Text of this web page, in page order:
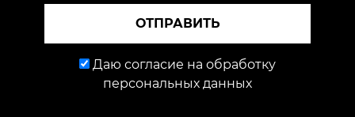
ОТПРАВИТЬ
Даю согласие на обработку
персональных данных